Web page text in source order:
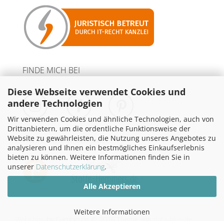
Diese Webseite verwendet Cookies und
andere Technologien
Wir verwenden Cookies und ähnliche Technologien, auch von
Drittanbietern, um die ordentliche Funktionsweise der
Website zu gewährleisten, die Nutzung unseres Angebotes zu
analysieren und Ihnen ein bestmögliches Einkaufserlebnis
bieten zu können. Weitere Informationen finden Sie in
unserer Datenschutzerklärung.
Alle Akzeptieren
Weitere Informationen
FINDE MICH BEI
PARTNER MIT WERBELINKS